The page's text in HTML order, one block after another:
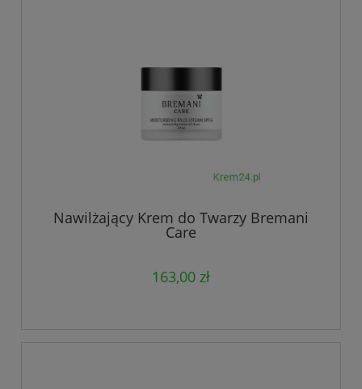
Nawilżający Krem do Twarzy Bremani
Care
163,00 zł